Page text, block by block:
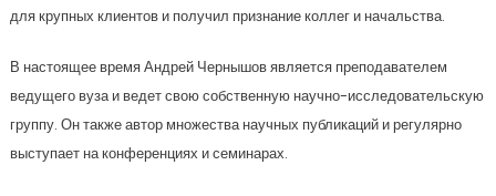
для крупных клиентов и получил признание коллег и начальства.
В настоящее время Андрей Чернышов является преподавателем
ведущего вуза и ведет свою собственную научно-исследовательскую
группу. Он также автор множества научных публикаций и регулярно
выступает на конференциях и семинарах.